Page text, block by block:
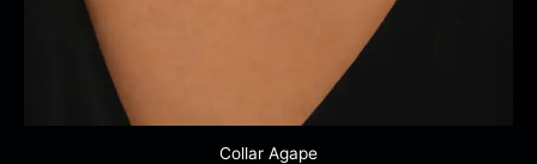
Collar Agape